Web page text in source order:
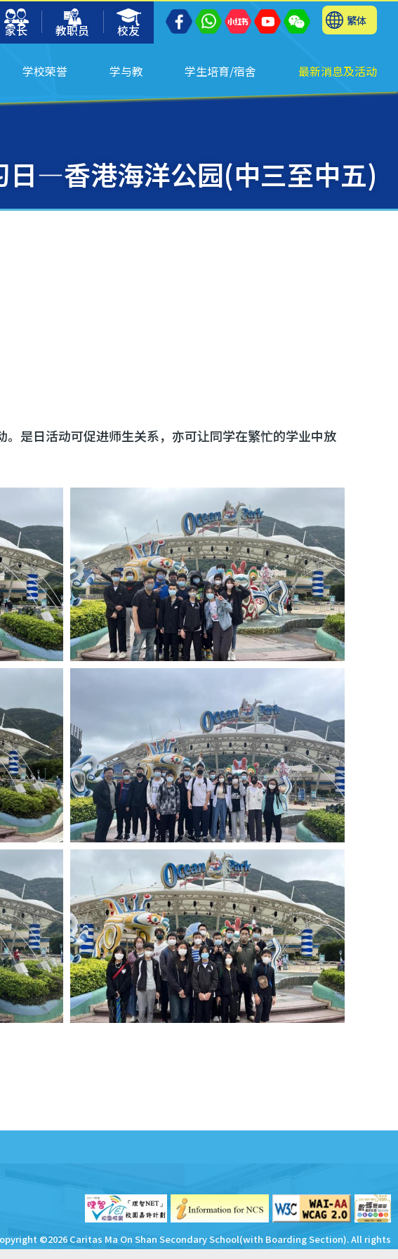
家长 教职员 校友
繁体
学校荣誉 学与教 学生培育/宿舍 最新消息及活动
日—香港海洋公园(中三至中五)
是日活动可促进师生关系，亦可让同学在繁忙的学业中放
©2026 Caritas Ma On Shan Secondary School(with Boarding Section). All rights